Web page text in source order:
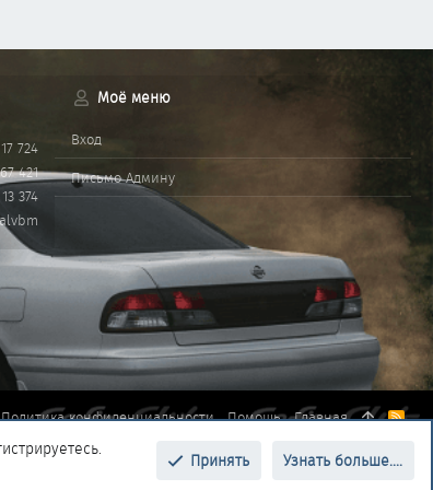
17 724
421
13 374
Моё меню
Вход
Письмо Админу
Политика конфиденциальности Помощь Главная
R
Принять Узнать больше....